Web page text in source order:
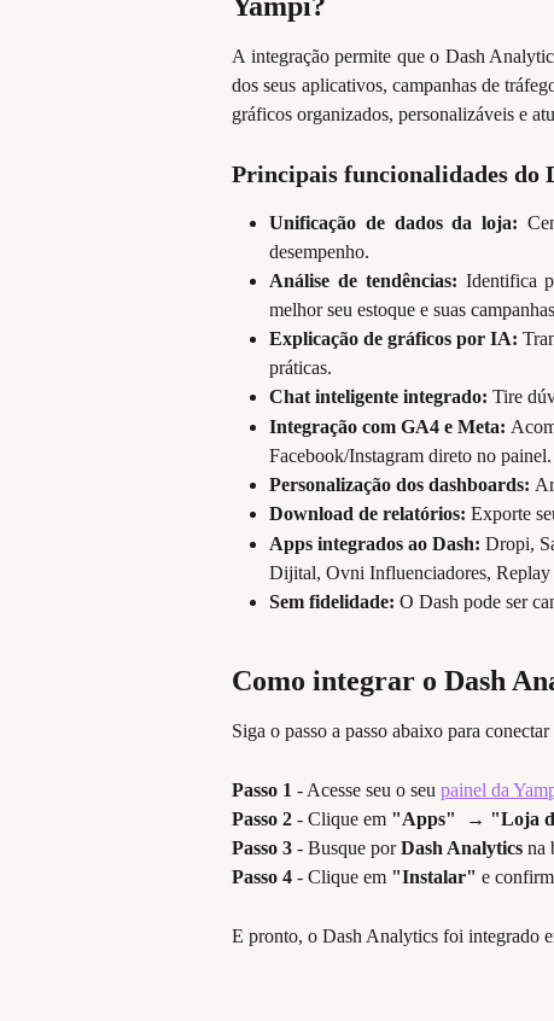
A integração permite que o Dash
dos seus aplicativos, campanhas de
gráficos organizados, personalizáveis e
Principais funcionalidades do
Unificação de dados da loja:
desempenho.
Análise de tendências: Identifica
melhor seu estoque e suas
Explicação de gráficos por IA:
práticas.
Chat inteligente integrado: Tire
Integração com GA4 e Meta:
Facebook/Instagram direto no painel.
Personalização dos dashboards:
Download de relatórios: Exporte
Apps integrados ao Dash: Dropi,
Dijital, Ovni Influenciadores, Replay
Sem fidelidade: O Dash pode ser
Como integrar o Dash
Siga o passo a passo abaixo para
Passo 1 - Acesse seu o seu painel da
Passo 2 - Clique em "Apps"
  →
"Loja
Passo 3 - Busque por Dash Analytics na
Passo 4 - Clique em "Instalar" e
E pronto, o Dash Analytics foi integrado